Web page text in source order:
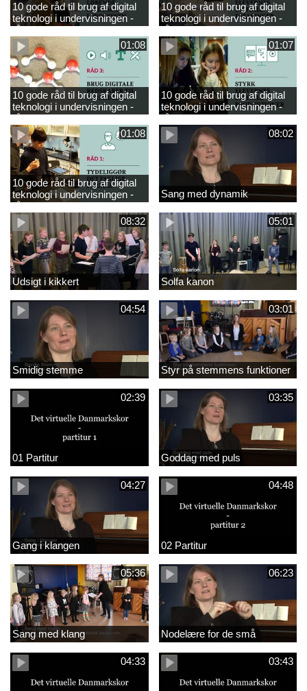
10 gode råd til brug af digital
teknologi i undervisningen -
råd 4
10 gode råd til brug af digital
teknologi i undervisningen -
råd 5
01:08
10 gode råd til brug af digital
teknologi i undervisningen -
råd 3
01:07
10 gode råd til brug af digital
teknologi i undervisningen -
råd 2
01:08
10 gode råd til brug af digital
teknologi i undervisningen -
råd 1
08:02
Sang med dynamik
08:32
Udsigt i kikkert
05:01
Solfa kanon
04:54
Smidig stemme
03:01
Styr på stemmens funktioner
02:39
01 Partitur
03:35
Goddag med puls
04:27
Gang i klangen
04:48
02 Partitur
05:36
Sang med klang
06:23
Nodelære for de små
04:33 03:43